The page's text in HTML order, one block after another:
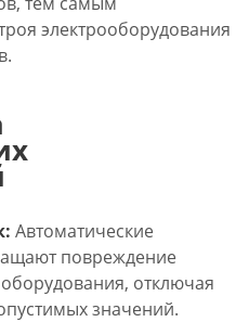
электрооборудования
Автоматические
повреждение
отключая
значений.